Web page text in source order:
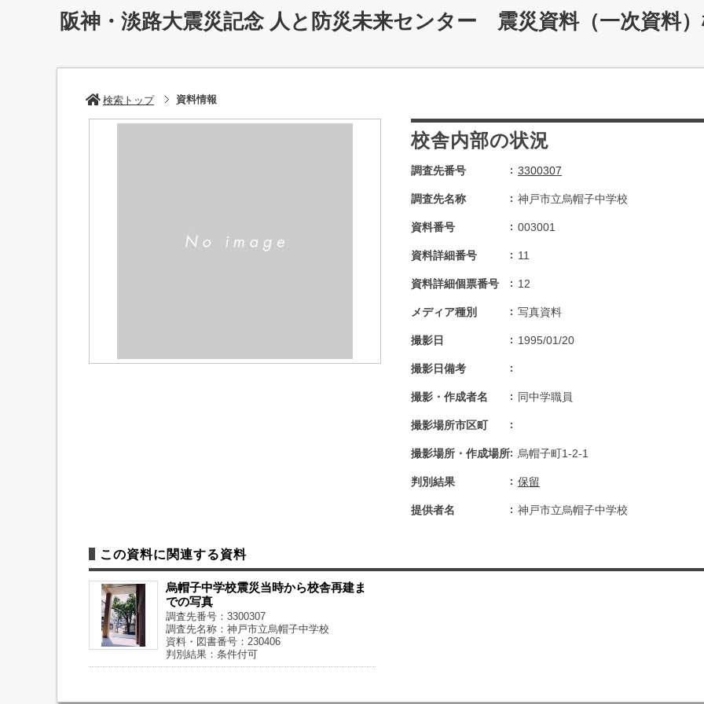
阪神・淡路大震災記念 人と防災未来センター 震災資料（一次資料
検索トップ 資料情報
校舎内部の状況
調査先番号 3300307
調査先名称 神戸市立烏帽子中学校
資料番号 003001
資料詳細番号 11
資料詳細個票番号 12
メディア種別 写真資料
撮影日 1995/01/20
撮影日備考
撮影・作成者名 同中学職員
撮影場所市区町
撮影場所・作成場所 烏帽子町1-2-1
判別結果 保留
提供者名 神戸市立烏帽子中学校
この資料に関連する資料
烏帽子中学校震災当時から校舎再建ま
での写真
調査先番号：3300307
調査先名称：神戸市立烏帽子中学校
資料・図書番号：230406
判別結果：条件付可